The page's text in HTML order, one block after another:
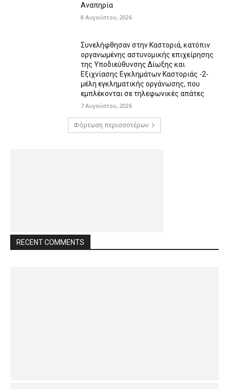
Αναπηρία
8 Αυγούστου, 2026
Συνελήφθησαν στην Καστοριά, κατόπιν
οργανωμένης αστυνομικής επιχείρησης
της Υποδιεύθυνσης Δίωξης και
Εξιχνίασης Εγκλημάτων Καστοριάς -2-
μέλη εγκληματικής οργάνωσης, που
εμπλέκονται σε τηλεφωνικές απάτες
7 Αυγούστου, 2026
Φόρτωση περισσοτέρων
RECENT COMMENTS